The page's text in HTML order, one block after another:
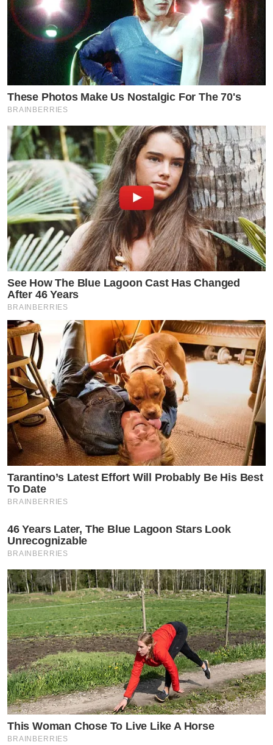
These Photos Make Us Nostalgic For The 70's
BRAINBERRIES
See How The Blue Lagoon Cast Has Changed
After 46 Years
BRAINBERRIES
Tarantino’s Latest Effort Will Probably Be His Best
To Date
BRAINBERRIES
46 Years Later, The Blue Lagoon Stars Look
Unrecognizable
BRAINBERRIES
This Woman Chose To Live Like A Horse
BRAINBERRIES